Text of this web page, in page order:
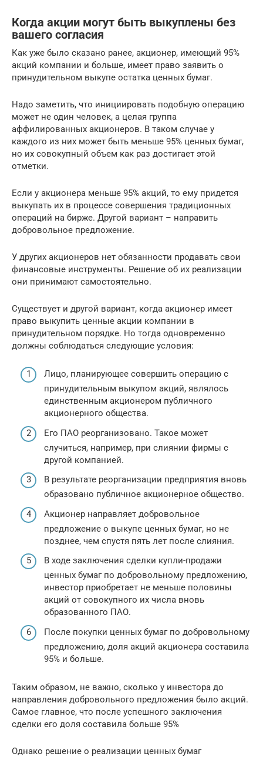
Когда акции могут быть выкуплены без
вашего согласия
Как уже было сказано ранее, акционер, имеющий 95%
акций компании и больше, имеет право заявить о
принудительном выкупе остатка ценных бумаг.
Надо заметить, что инициировать подобную операцию
может не один человек, а целая группа
аффилированных акционеров. В таком случае у
каждого из них может быть меньше 95% ценных бумаг,
но их совокупный объем как раз достигает этой
отметки.
Если у акционера меньше 95% акций, то ему придется
выкупать их в процессе совершения традиционных
операций на бирже. Другой вариант – направить
добровольное предложение.
У других акционеров нет обязанности продавать свои
финансовые инструменты. Решение об их реализации
они принимают самостоятельно.
Существует и другой вариант, когда акционер имеет
право выкупить ценные акции компании в
принудительном порядке. Но тогда одновременно
должны соблюдаться следующие условия:
Лицо, планирующее совершить операцию с
принудительным выкупом акций, являлось
единственным акционером публичного
акционерного общества.
Его ПАО реорганизовано. Такое может
случиться, например, при слиянии фирмы с
другой компанией.
В результате реорганизации предприятия вновь
образовано публичное акционерное общество.
Акционер направляет добровольное
предложение о выкупе ценных бумаг, но не
позднее, чем спустя пять лет после слияния.
В ходе заключения сделки купли-продажи
ценных бумаг по добровольному предложению,
инвестор приобретает не меньше половины
акций от совокупного их числа вновь
образованного ПАО.
После покупки ценных бумаг по добровольному
предложению, доля акций акционера составила
95% и больше.
Таким образом, не важно, сколько у инвестора до
направления добровольного предложения было акций.
Самое главное, что после успешного заключения
сделки его доля составила больше 95%
Однако решение о реализации ценных бумаг